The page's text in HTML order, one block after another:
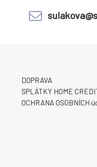
DOPRAVA
SPLÁTKY HOME
OCHRANA OSOBNÍCH